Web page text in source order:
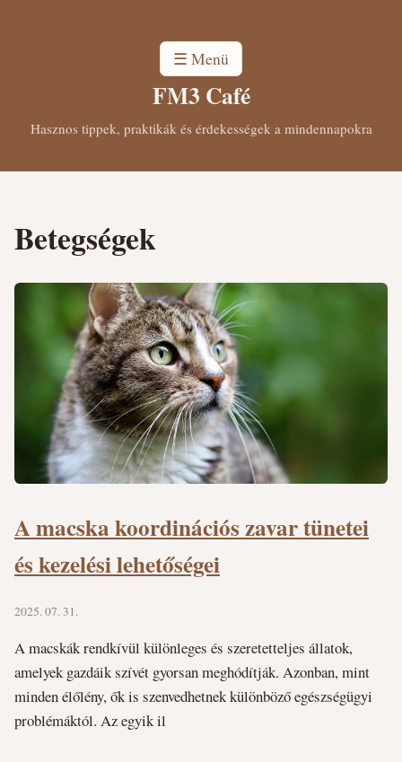
☰ Menü
FM3 Café
Hasznos tippek, praktikák és érdekességek a mindennapokra
Betegségek
A macska koordinációs zavar tünetei
és kezelési lehetőségei
2025. 07. 31.
A macskák rendkívül különleges és szeretetteljes állatok,
amelyek gazdáik szívét gyorsan meghódítják. Azonban, mint
minden élőlény, ők is szenvedhetnek különböző egészségügyi
problémáktól. Az egyik il